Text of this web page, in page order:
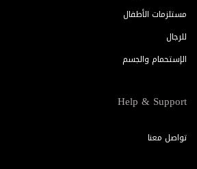
مستلزمات الأطفال
للرجال
الإستحمام والجسم
Help & Support
تواصل معنا